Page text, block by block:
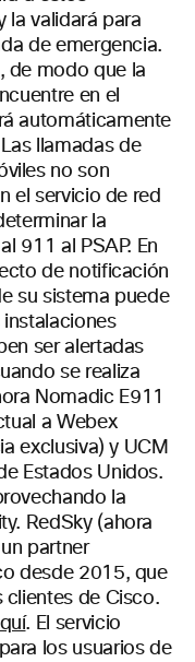
la validará para
de emergencia.
de modo que la
en el
automáticamente
llamadas de
no son
el servicio de red
la
911 al PSAP. En
de notificación
su sistema puede
ser alertadas
se realiza
Nomadic E911
a Webex
exclusiva) y UCM
Estados Unidos.
la
RedSky (ahora
partner
desde 2015, que
de Cisco.
. El servicio
los usuarios de